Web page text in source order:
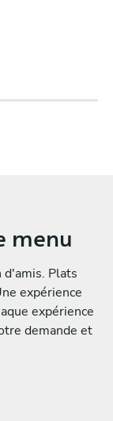
menu
d'amis. Plats
expérience
expérience
demande et